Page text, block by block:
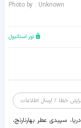
Photo by : Unknown
تور استانبول
خطا / ارسال اطلاعات
سپیدی عطر بهارنارنج،